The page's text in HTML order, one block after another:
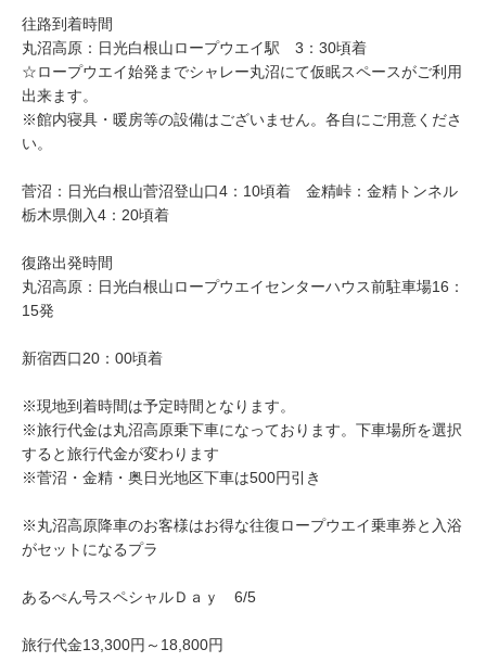
往路到着時間
丸沼高原：日光白根山ロープウエイ駅 3：30頃着
☆ロープウエイ始発までシャレー丸沼にて仮眠スペースがご利用
出来ます。
※館内寝具・暖房等の設備はございません。各自にご用意くださ
い。
菅沼：日光白根山菅沼登山口4：10頃着 金精峠：金精トンネル
栃木県側入4：20頃着
復路出発時間
丸沼高原：日光白根山ロープウエイセンターハウス前駐車場16：
15発
新宿西口20：00頃着
※現地到着時間は予定時間となります。
※旅行代金は丸沼高原乗下車になっております。下車場所を選択
すると旅行代金が変わります
※菅沼・金精・奥日光地区下車は500円引き
※丸沼高原降車のお客様はお得な往復ロープウエイ乗車券と入浴
がセットになるプラ
あるぺん号スペシャルＤａｙ 6/5
旅行代金13,300円～18,800円